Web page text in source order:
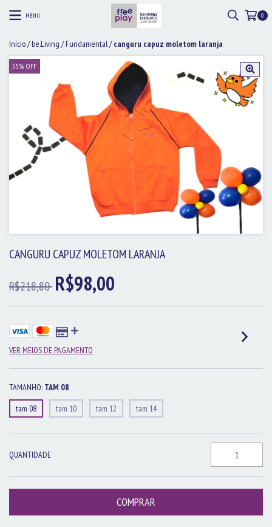
MENU 0
Início/be.Living /Fundamental/ canguru capuz moletom laranja
55% OFF
CANGURU CAPUZ MOLETOM LARANJA
R$218,80 R$98,00
VER MEIOS DE PAGAMENTO
TAMANHO: TAM 08
tam 08
tam 10 tam 12 tam 14
QUANTIDADE